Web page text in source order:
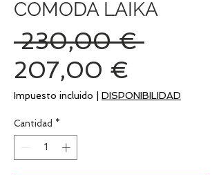
COMODA LAIKA
230,00 € Precio
207,00 €
de
Impuesto incluido DISPONIBILIDAD
Cantidad *